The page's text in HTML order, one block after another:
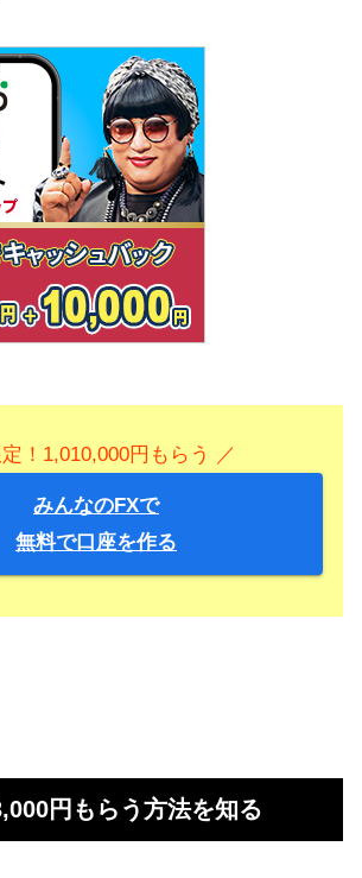
！1,010,000円もらう ／
みんなのFXで
無料で口座を作る
円もらう方法を知る